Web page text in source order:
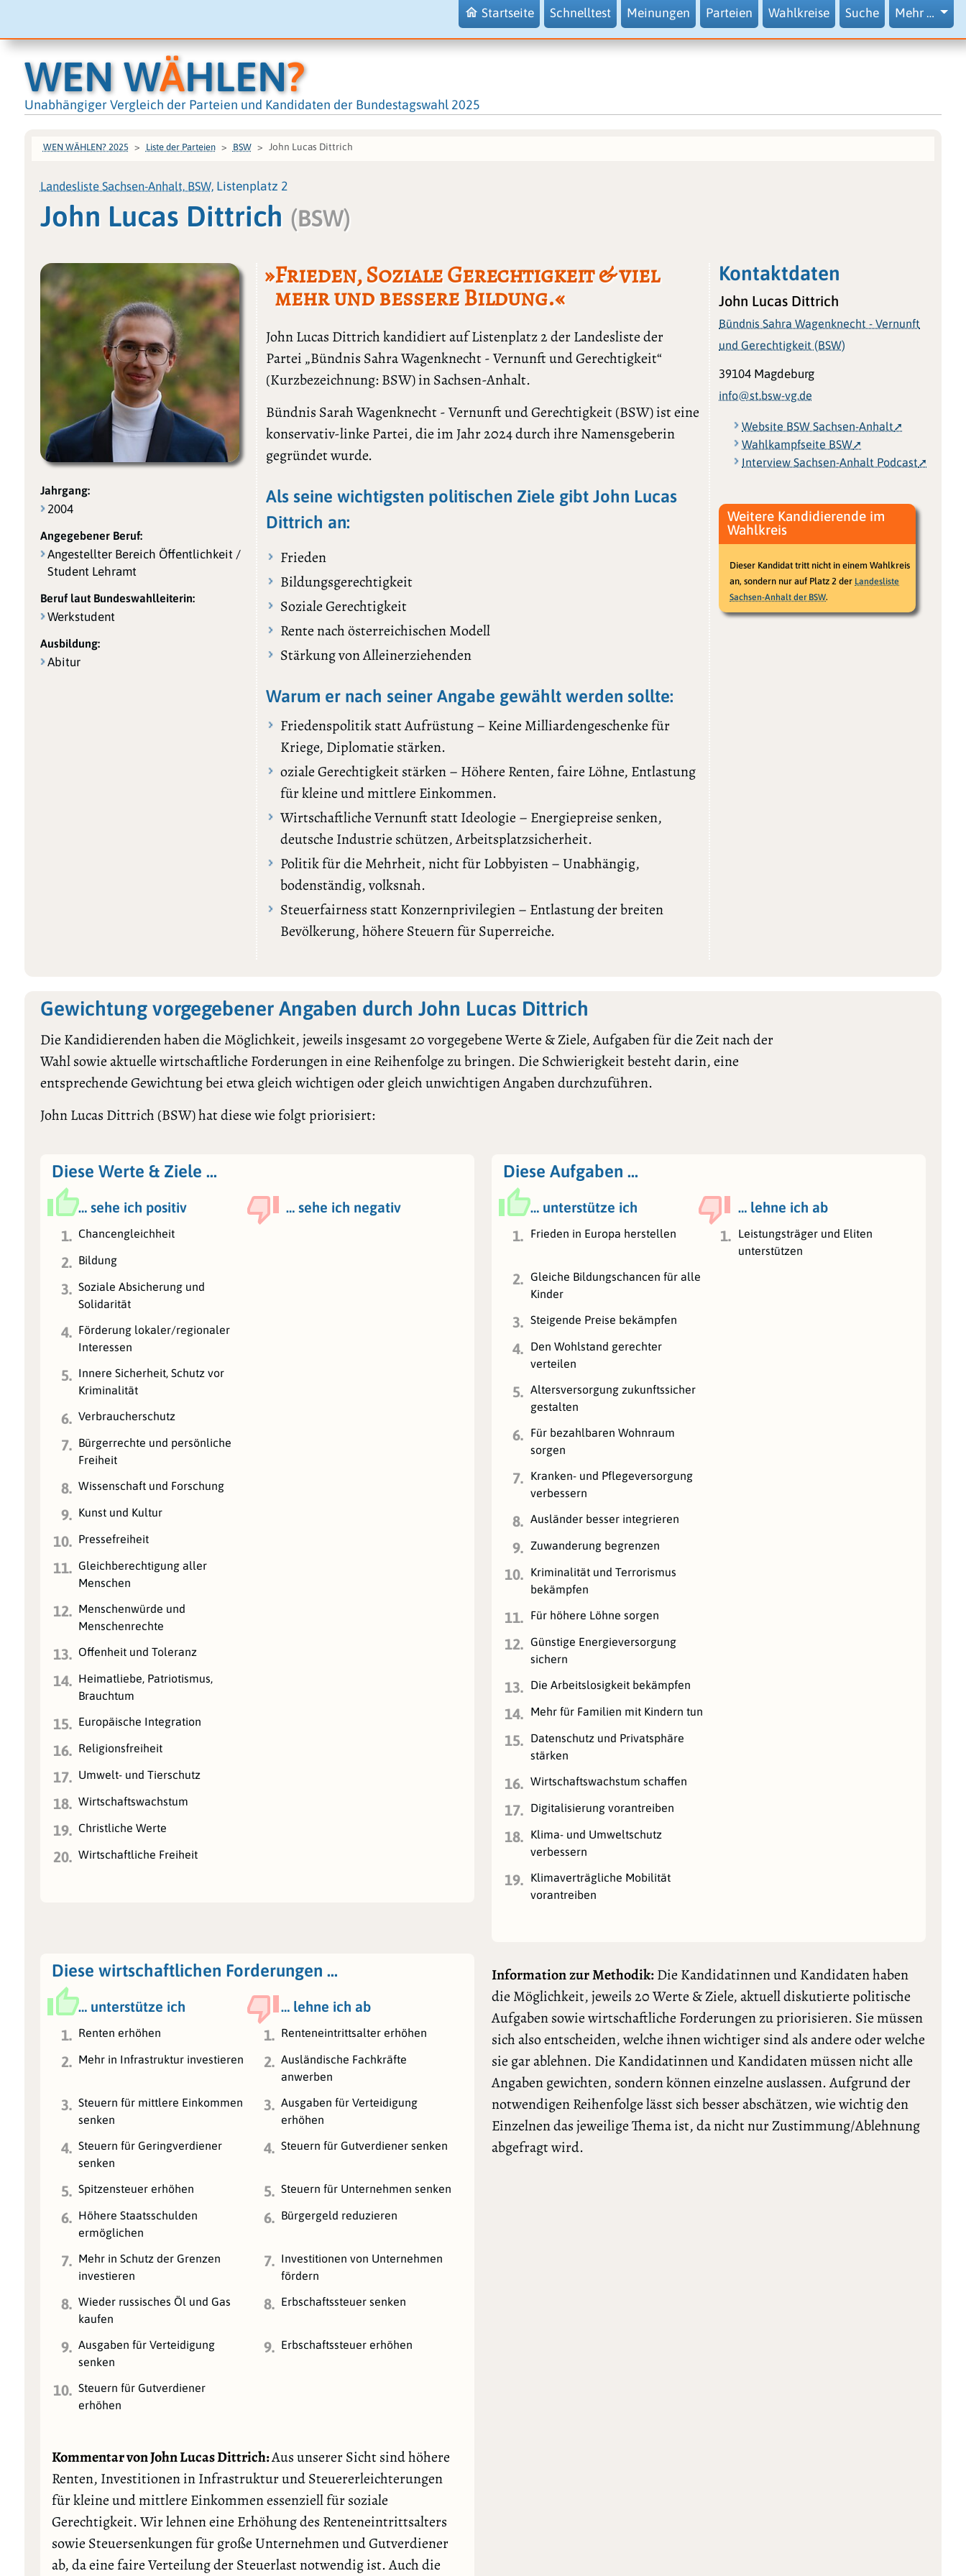
Startseite Schnelltest Meinungen Parteien Wahlkreise Suche Mehr …
WEN WÄHLEN?
Unabhängiger Vergleich der Parteien und Kandidaten der Bundestagswahl 2025
WEN WÄHLEN? 2025 Liste der Parteien BSW John Lucas Dittrich
Landesliste Sachsen-Anhalt, BSW, Listenplatz 2
John Lucas Dittrich (BSW)
Jahrgang:
2004
Angegebener Beruf:
Angestellter Bereich Öffentlichkeit /
Student Lehramt
Beruf laut Bundeswahlleiterin:
Werkstudent
Ausbildung:
Abitur
»Frieden, Soziale Gerechtigkeit & viel
mehr und bessere Bildung.«
John Lucas Dittrich kandidiert auf Listenplatz 2 der Landesliste der
Partei „Bündnis Sahra Wagenknecht - Vernunft und Gerechtigkeit“
(Kurzbezeichnung: BSW) in Sachsen-Anhalt.
Bündnis Sarah Wagenknecht - Vernunft und Gerechtigkeit (BSW) ist eine
konservativ-linke Partei, die im Jahr 2024 durch ihre Namensgeberin
gegründet wurde.
Als seine wichtigsten politischen Ziele gibt John Lucas
Dittrich an:
Frieden
Bildungsgerechtigkeit
Soziale Gerechtigkeit
Rente nach österreichischen Modell
Stärkung von Alleinerziehenden
Warum er nach seiner Angabe gewählt werden sollte:
Friedenspolitik statt Aufrüstung – Keine Milliardengeschenke für
Kriege, Diplomatie stärken.
oziale Gerechtigkeit stärken – Höhere Renten, faire Löhne, Entlastung
für kleine und mittlere Einkommen.
Wirtschaftliche Vernunft statt Ideologie – Energiepreise senken,
deutsche Industrie schützen, Arbeitsplatzsicherheit.
Politik für die Mehrheit, nicht für Lobbyisten – Unabhängig,
bodenständig, volksnah.
Steuerfairness statt Konzernprivilegien – Entlastung der breiten
Bevölkerung, höhere Steuern für Superreiche.
Kontaktdaten
John Lucas Dittrich
Bündnis Sahra Wagenknecht - Vernunft
und Gerechtigkeit (BSW)
39104 Magdeburg
info@st.bsw-vg.de
Website BSW Sachsen-Anhalt
Wahlkampfseite BSW
Interview Sachsen-Anhalt Podcast
Weitere Kandidierende im
Wahlkreis
Dieser Kandidat tritt nicht in einem Wahlkreis
an, sondern nur auf Platz 2 der Landesliste
Sachsen-Anhalt der BSW.
Gewichtung vorgegebener Angaben durch John Lucas Dittrich
Die Kandidierenden haben die Möglichkeit, jeweils insgesamt 20 vorgegebene Werte & Ziele, Aufgaben für die Zeit nach der
Wahl sowie aktuelle wirtschaftliche Forderungen in eine Reihenfolge zu bringen. Die Schwierigkeit besteht darin, eine
entsprechende Gewichtung bei etwa gleich wichtigen oder gleich unwichtigen Angaben durchzuführen.
John Lucas Dittrich (BSW) hat diese wie folgt priorisiert:
Diese Werte & Ziele …
… sehe ich positiv
… sehe ich negativ
1. Chancengleichheit
2. Bildung
3. Soziale Absicherung und
Solidarität
4. Förderung lokaler/regionaler
Interessen
5. Innere Sicherheit, Schutz vor
Kriminalität
6. Verbraucherschutz
7. Bürgerrechte und persönliche
Freiheit
8. Wissenschaft und Forschung
9. Kunst und Kultur
10. Pressefreiheit
11. Gleichberechtigung aller
Menschen
12. Menschenwürde und
Menschenrechte
13. Offenheit und Toleranz
14. Heimatliebe, Patriotismus,
Brauchtum
15. Europäische Integration
16. Religionsfreiheit
17. Umwelt- und Tierschutz
18. Wirtschaftswachstum
19. Christliche Werte
20. Wirtschaftliche Freiheit
Diese Aufgaben …
… unterstütze ich
… lehne ich ab
1.
Frieden in Europa herstellen 1.
Leistungsträger und Eliten
unterstützen
2.
Gleiche Bildungschancen für alle
Kinder
3. Steigende Preise bekämpfen
4.
Den Wohlstand gerechter
verteilen
5.
Altersversorgung zukunftssicher
gestalten
6.
Für bezahlbaren Wohnraum
sorgen
7.
Kranken- und Pflegeversorgung
verbessern
8. Ausländer besser integrieren
9. Zuwanderung begrenzen
10.
Kriminalität und Terrorismus
bekämpfen
11. Für höhere Löhne sorgen
12.
Günstige Energieversorgung
sichern
13. Die Arbeitslosigkeit bekämpfen
14. Mehr für Familien mit Kindern tun
15.
Datenschutz und Privatsphäre
stärken
16. Wirtschaftswachstum schaffen
17. Digitalisierung vorantreiben
18.
Klima- und Umweltschutz
verbessern
19.
Klimaverträgliche Mobilität
vorantreiben
Diese wirtschaftlichen Forderungen …
… unterstütze ich
… lehne ich ab
1. Renten erhöhen 1. Renteneintrittsalter erhöhen
2. Mehr in Infrastruktur investieren 2. Ausländische Fachkräfte
anwerben
3. Steuern für mittlere Einkommen
senken
3. Ausgaben für Verteidigung
erhöhen
4. Steuern für Geringverdiener
senken
4. Steuern für Gutverdiener senken
5. Spitzensteuer erhöhen 5. Steuern für Unternehmen senken
6. Höhere Staatsschulden
ermöglichen
6. Bürgergeld reduzieren
7. Mehr in Schutz der Grenzen
investieren
7. Investitionen von Unternehmen
fördern
8. Wieder russisches Öl und Gas
kaufen
8. Erbschaftssteuer senken
9. Ausgaben für Verteidigung
senken
9. Erbschaftssteuer erhöhen
10. Steuern für Gutverdiener
erhöhen
Kommentar von John Lucas Dittrich:Aus unserer Sicht sind höhere
Renten, Investitionen in Infrastruktur und Steuererleichterungen
für kleine und mittlere Einkommen essenziell für soziale
Gerechtigkeit. Wir lehnen eine Erhöhung des Renteneintrittsalters
sowie Steuersenkungen für große Unternehmen und Gutverdiener
ab, da eine faire Verteilung der Steuerlast notwendig ist. Auch die
Information zur Methodik:Die Kandidatinnen und Kandidaten haben
die Möglichkeit, jeweils 20 Werte & Ziele, aktuell diskutierte politische
Aufgaben sowie wirtschaftliche Forderungen zu priorisieren. Sie müssen
sich also entscheiden, welche ihnen wichtiger sind als andere oder welche
sie gar ablehnen. Die Kandidatinnen und Kandidaten müssen nicht alle
Angaben gewichten, sondern können einzelne auslassen. Aufgrund der
notwendigen Reihenfolge lässt sich besser abschätzen, wie wichtig den
Einzelnen das jeweilige Thema ist, da nicht nur Zustimmung/Ablehnung
abgefragt wird.